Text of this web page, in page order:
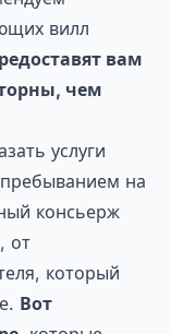
вилл
вам
чем
услуги
на
консьерж
от
который
Вот